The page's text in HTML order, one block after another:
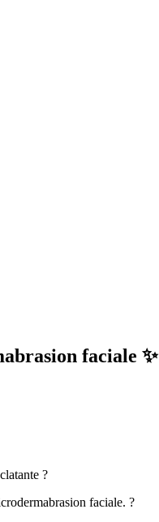
faciale ✨
?
faciale. ?